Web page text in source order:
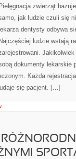
Pielęgnacja zwierząt
jak ludzie czuli się
lekarza dentysty odbywa
Najczęściej ludzie wstają
dokumenty lekarskie
Każda
się pacjent. […]